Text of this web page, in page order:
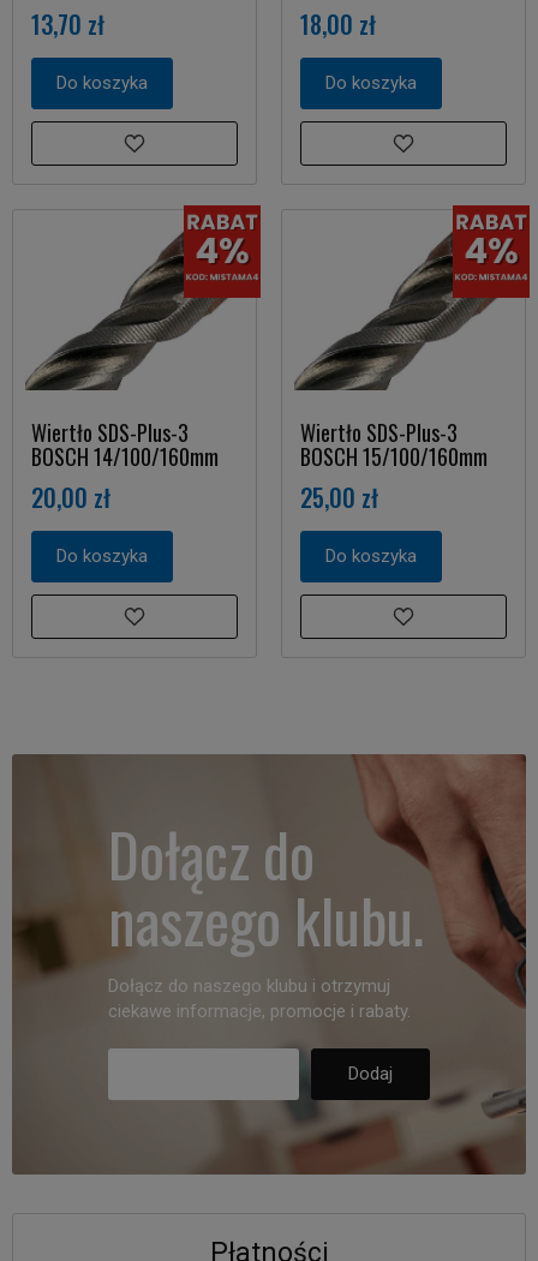
13,70 zł
Do koszyka
18,00 zł
Do koszyka
Wiertło SDS-Plus-3
BOSCH 14/100/160mm
20,00 zł
Do koszyka
Wiertło SDS-Plus-3
BOSCH 15/100/160mm
25,00 zł
Do koszyka
Dołącz do
naszego klubu.
Dołącz do naszego klubu i otrzymuj
ciekawe informacje, promocje i rabaty.
Płatności